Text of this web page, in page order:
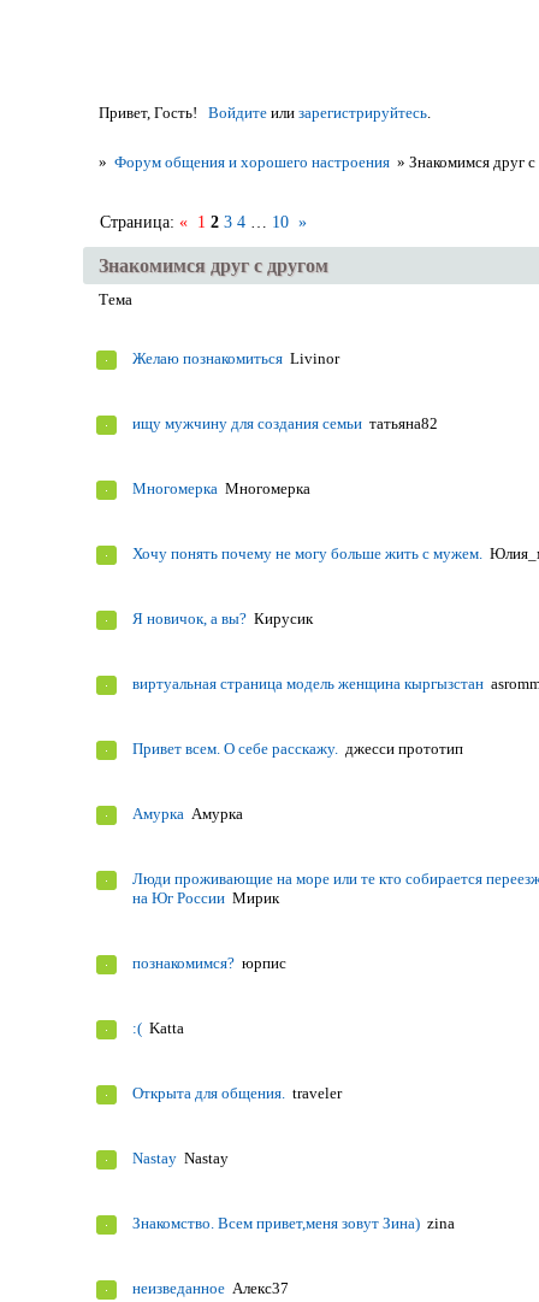
Привет, Гость! Войдите илизарегистрируйтесь.
» Форум общения и хорошего настроения » Знакомимся друг
Знакомимся друг с другом
Страница: « 1 2 3 4 10 »
Тема
Желаю познакомиться Livinor
ищу мужчину для создания семьи татьяна82
Многомерка Многомерка
Хочу понять почему не могу больше жить с мужем.
Я новичок, а вы? Кирусик
виртуальная страница модель женщина кыргызстан
Привет всем. О себе расскажу. джесси прототип
Амурка Амурка
Люди проживающие на море или те кто собирается
на Юг России Мирик
познакомимся? юрпис
:( Katta
Открыта для общения. traveler
Nastay Nastay
Знакомство. Всем привет,меня зовут Зина) zina
неизведанное Алекс37